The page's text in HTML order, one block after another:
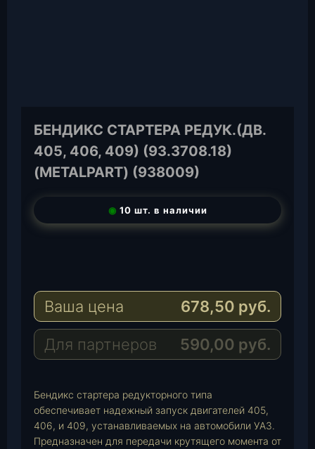
БЕНДИКС СТАРТЕРА РЕДУК.(ДВ.
405, 406, 409) (93.3708.18)
(METALPART) (938009)
◉ 10 шт. в наличии
e
r
a
m
a
s
A
p
a
i
l
Ваша цена 678,50 руб.
Для партнеров 590,00 руб.
Бендикс стартера редукторного типа
обеспечивает надежный запуск двигателей 405,
406, и 409, устанавливаемых на автомобили УАЗ.
Предназначен для передачи крутящего момента от